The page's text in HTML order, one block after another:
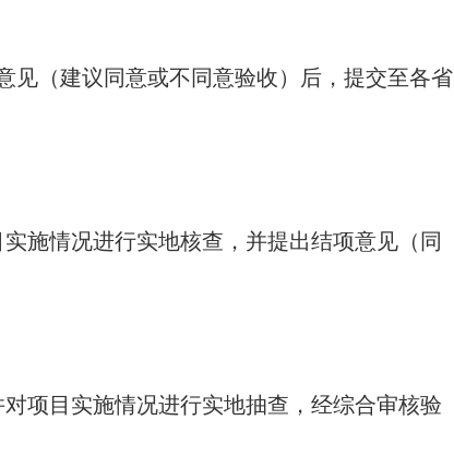
（建议同意或不同意验收）后，提交至各省
情况进行实地核查，并提出结项意见（同
目实施情况进行实地抽查，经综合审核验